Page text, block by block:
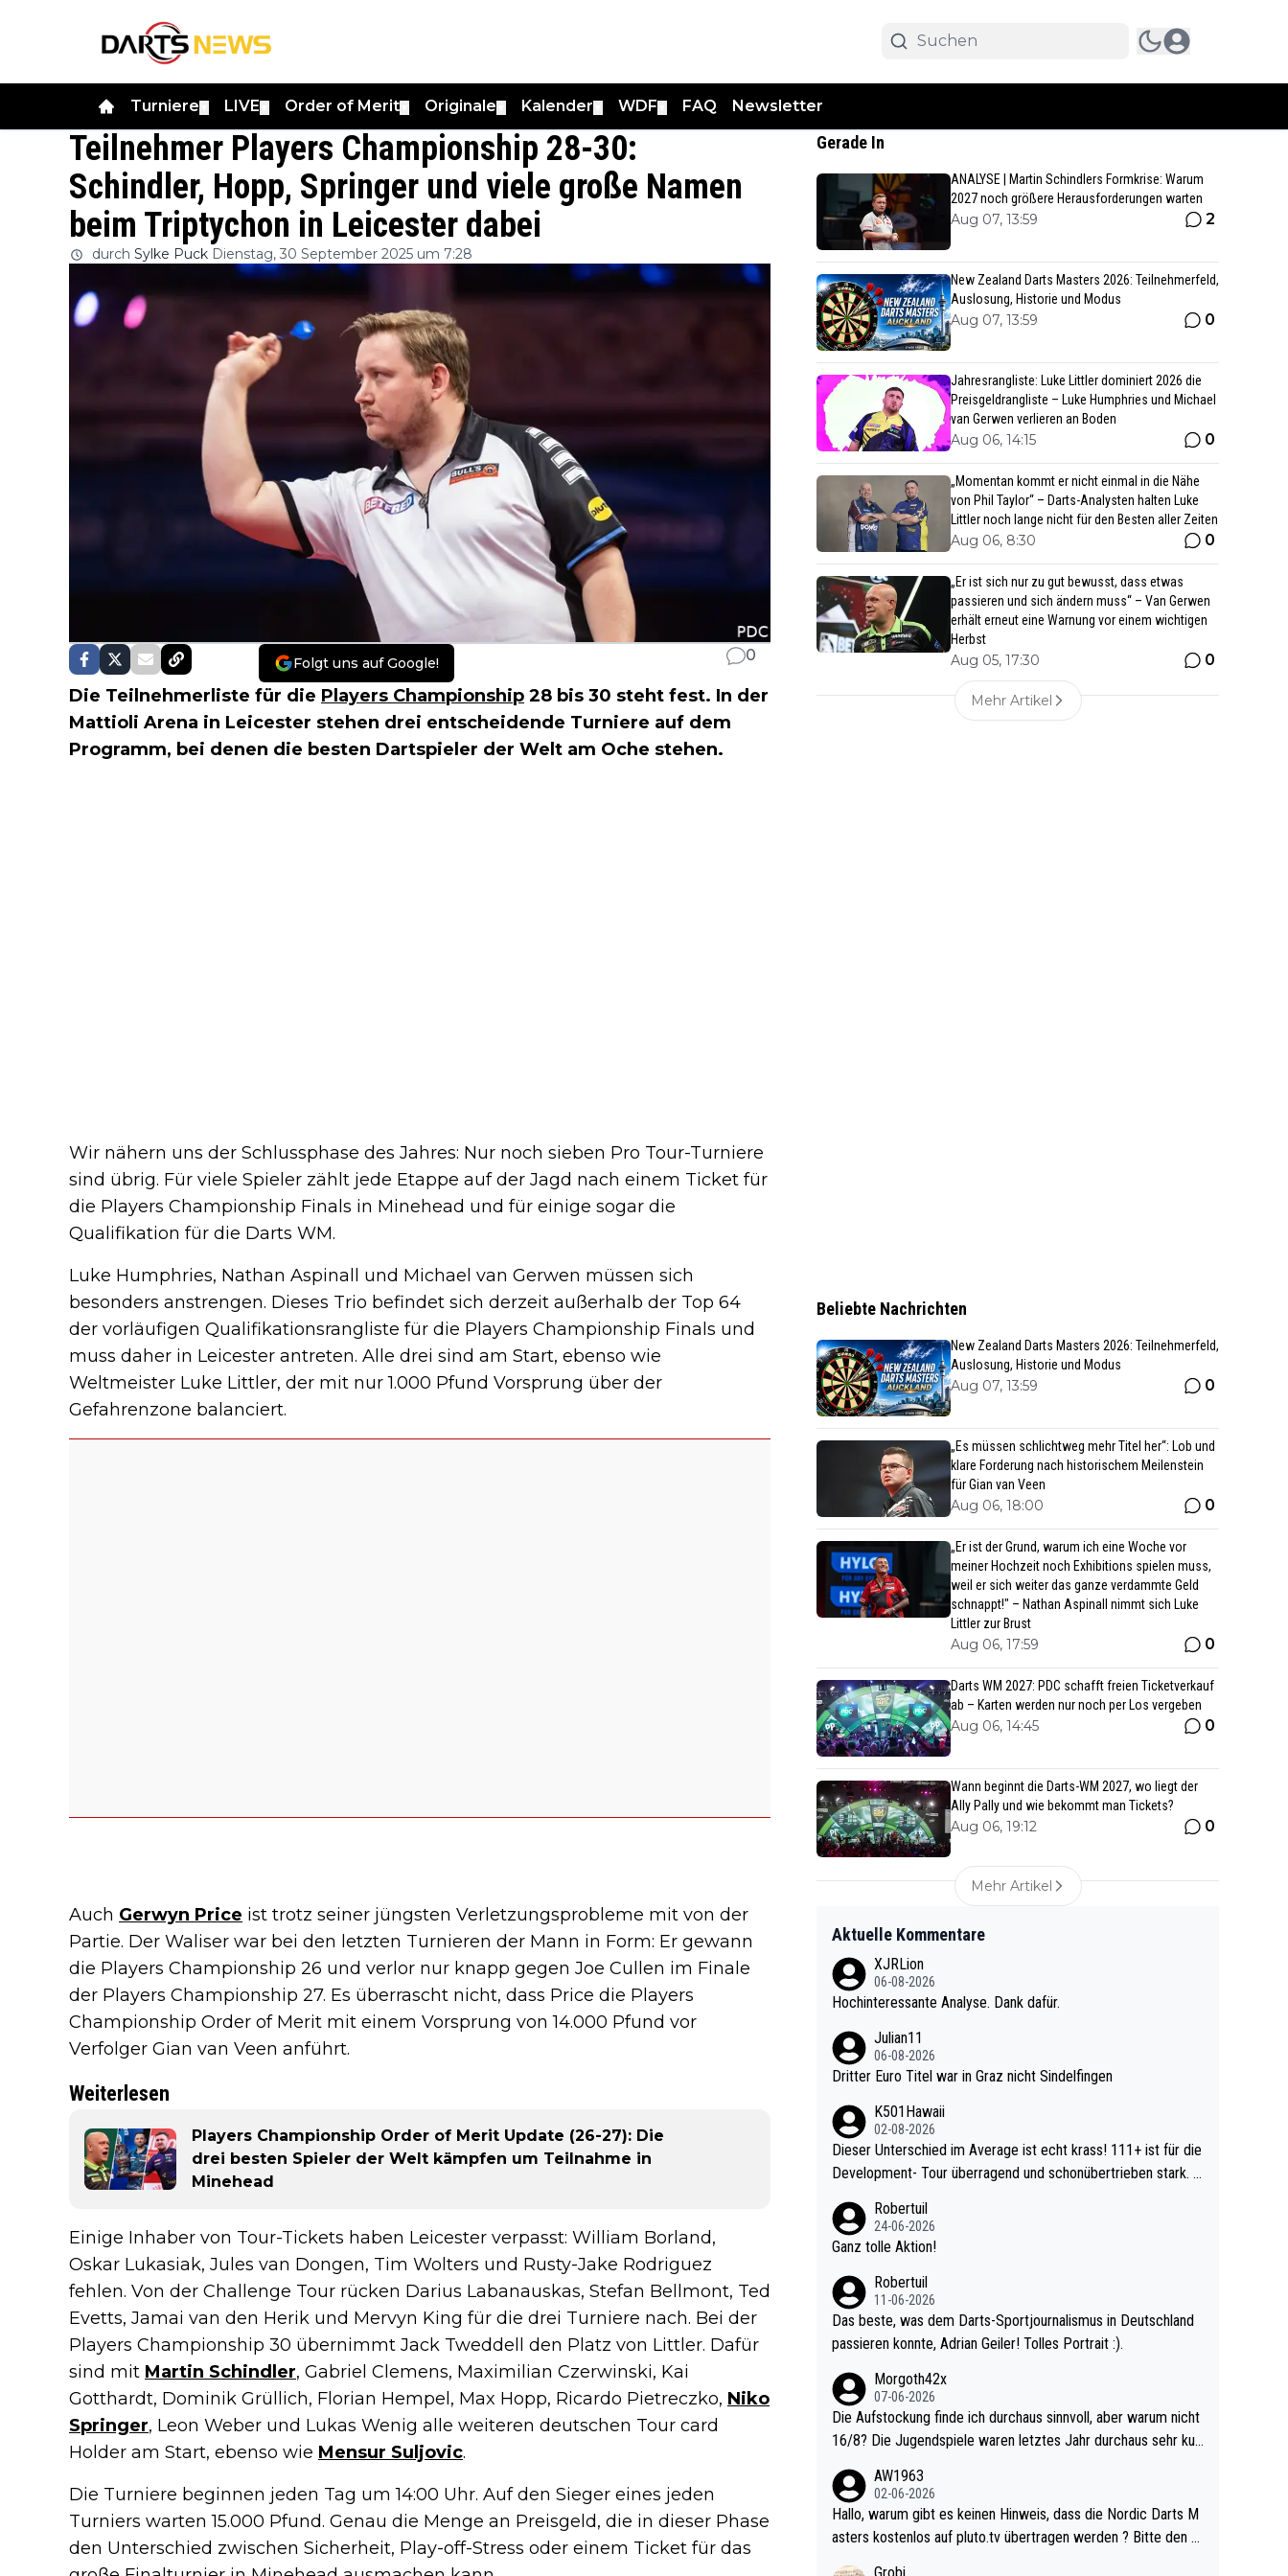
Turniere LIVE Order of Merit Originale Kalender WDF FAQ Newsletter
Teilnehmer Players Championship 28-30:
Schindler, Hopp, Springer und viele große Namen
beim Triptychon in Leicester dabei
durch Sylke Puck Dienstag, 30 September 2025 um 7:28
Folgt uns auf Google! 0
Die Teilnehmerliste für die Players Championship 28 bis 30 steht fest. In der
Mattioli Arena in Leicester stehen drei entscheidende Turniere auf dem
Programm, bei denen die besten Dartspieler der Welt am Oche stehen.
Wir nähern uns der Schlussphase des Jahres: Nur noch sieben Pro Tour-Turniere
sind übrig. Für viele Spieler zählt jede Etappe auf der Jagd nach einem Ticket für
die Players Championship Finals in Minehead und für einige sogar die
Qualifikation für die Darts WM.
Luke Humphries, Nathan Aspinall und Michael van Gerwen müssen sich
besonders anstrengen. Dieses Trio befindet sich derzeit außerhalb der Top 64
der vorläufigen Qualifikationsrangliste für die Players Championship Finals und
muss daher in Leicester antreten. Alle drei sind am Start, ebenso wie
Weltmeister Luke Littler, der mit nur 1.000 Pfund Vorsprung über der
Gefahrenzone balanciert.
Auch Gerwyn Price ist trotz seiner jüngsten Verletzungsprobleme mit von der
Partie. Der Waliser war bei den letzten Turnieren der Mann in Form: Er gewann
die Players Championship 26 und verlor nur knapp gegen Joe Cullen im Finale
der Players Championship 27. Es überrascht nicht, dass Price die Players
Championship Order of Merit mit einem Vorsprung von 14.000 Pfund vor
Verfolger Gian van Veen anführt.
Weiterlesen
Players Championship Order of Merit Update (26-27): Die
drei besten Spieler der Welt kämpfen um Teilnahme in
Minehead
Einige Inhaber von Tour-Tickets haben Leicester verpasst: William Borland,
Oskar Lukasiak, Jules van Dongen, Tim Wolters und Rusty-Jake Rodriguez
fehlen. Von der Challenge Tour rücken Darius Labanauskas, Stefan Bellmont, Ted
Evetts, Jamai van den Herik und Mervyn King für die drei Turniere nach. Bei der
Players Championship 30 übernimmt Jack Tweddell den Platz von Littler. Dafür
sind mit Martin Schindler, Gabriel Clemens, Maximilian Czerwinski, Kai
Gotthardt, Dominik Grüllich, Florian Hempel, Max Hopp, Ricardo Pietreczko, Niko
Springer, Leon Weber und Lukas Wenig alle weiteren deutschen Tour card
Holder am Start, ebenso wie Mensur Suljovic.
Die Turniere beginnen jeden Tag um 14:00 Uhr. Auf den Sieger eines jeden
Turniers warten 15.000 Pfund. Genau die Menge an Preisgeld, die in dieser Phase
den Unterschied zwischen Sicherheit, Play-off-Stress oder einem Ticket für das
Gerade In
ANALYSE | Martin Schindlers Formkrise: Warum
2027 noch größere Herausforderungen warten
Aug 07, 13:59 2
New Zealand Darts Masters 2026: Teilnehmerfeld,
Auslosung, Historie und Modus
Aug 07, 13:59 0
Jahresrangliste: Luke Littler dominiert 2026 die
Preisgeldrangliste – Luke Humphries und Michael
van Gerwen verlieren an Boden
Aug 06, 14:15 0
„Momentan kommt er nicht einmal in die Nähe
von Phil Taylor“ – Darts-Analysten halten Luke
Littler noch lange nicht für den Besten aller Zeiten
Aug 06, 8:30 0
„Er ist sich nur zu gut bewusst, dass etwas
passieren und sich ändern muss“ – Van Gerwen
erhält erneut eine Warnung vor einem wichtigen
Herbst
Aug 05, 17:30 0
Mehr Artikel
Beliebte Nachrichten
New Zealand Darts Masters 2026: Teilnehmerfeld,
Auslosung, Historie und Modus
Aug 07, 13:59 0
„Es müssen schlichtweg mehr Titel her“: Lob und
klare Forderung nach historischem Meilenstein
für Gian van Veen
Aug 06, 18:00 0
„Er ist der Grund, warum ich eine Woche vor
meiner Hochzeit noch Exhibitions spielen muss,
weil er sich weiter das ganze verdammte Geld
schnappt!" – Nathan Aspinall nimmt sich Luke
Littler zur Brust
Aug 06, 17:59 0
Darts WM 2027: PDC schafft freien Ticketverkauf
ab – Karten werden nur noch per Los vergeben
Aug 06, 14:45 0
Wann beginnt die Darts-WM 2027, wo liegt der
Ally Pally und wie bekommt man Tickets?
Aug 06, 19:12 0
Mehr Artikel
Aktuelle Kommentare
XJRLion
06-08-2026
Hochinteressante Analyse. Dank dafür.
Julian11
06-08-2026
Dritter Euro Titel war in Graz nicht Sindelfingen
K501Hawaii
02-08-2026
Dieser Unterschied im Average ist echt krass! 111+ ist für die
Development- Tour überragend und schonübertrieben stark. U
e mal 40+ erst recht. Da gewinnst keinen Blumentopf - ist ja n
och krasser wie ein Pokalspiel eines Kreisligisten vs einem Bu
Robertuil
24-06-2026
Ganz tolle Aktion!
Robertuil
11-06-2026
Das beste, was dem Darts-Sportjournalismus in Deutschland
passieren konnte, Adrian Geiler! Tolles Portrait :).
Morgoth42x
07-06-2026
Die Aufstockung finde ich durchaus sinnvoll, aber warum nicht
16/8? Die Jugendspiele waren letztes Jahr durchaus sehr kur
l. Allerdings ist Mitchell Lawrie als Nummer 1 der Welt eh quali
fiziert. Somit ändert die automatische Qualifikation des Weltm
eisters erstmal nichts. Ich denke sie wollen damit für nächste
AW1963
02-06-2026
Hallo, warum gibt es keinen Hinweis, dass die Nordic Darts M
asters kostenlos auf pluto.tv übertragen werden ? Bitte den A